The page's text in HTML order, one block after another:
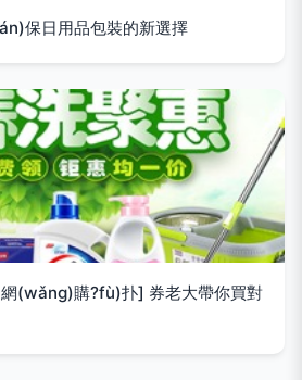
保日用品包裝的新選擇
(wǎng)購?fù)扑] 券老大帶你買對